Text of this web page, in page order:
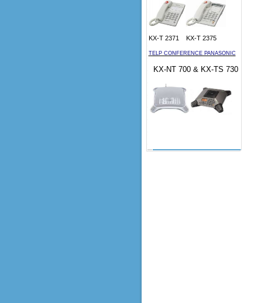
KX-T 2371 KX-T 2375
TELP CONFERENCE PANASONIC
KX-NT 700 & KX-TS 730